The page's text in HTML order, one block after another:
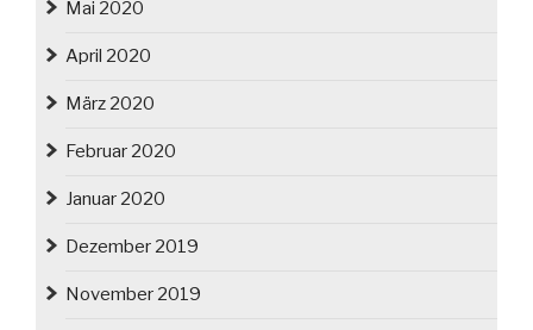
Mai 2020
April 2020
März 2020
Februar 2020
Januar 2020
Dezember 2019
November 2019